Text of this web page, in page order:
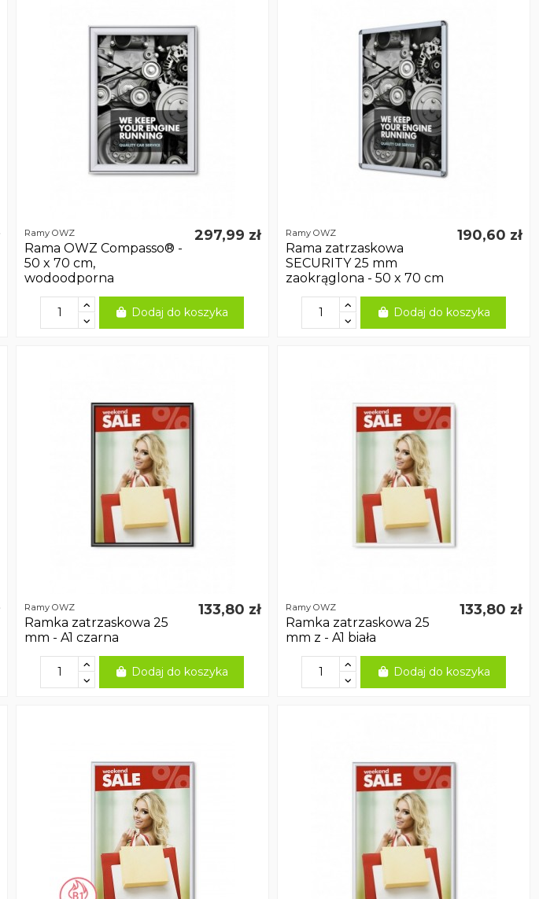
Ramy OWZ
Rama OWZ Compasso® -
50 x 70 cm,
wodoodporna
297,99 zł
Dodaj do koszyka
Ramy OWZ
Rama zatrzaskowa
SECURITY 25 mm
zaokrąglona - 50 x 70 cm
190,60 zł
Dodaj do koszyka
Ramy OWZ
Ramka zatrzaskowa 25
mm - A1 czarna
133,80 zł
Dodaj do koszyka
Ramy OWZ
Ramka zatrzaskowa 25
mm z - A1 biała
133,80 zł
Dodaj do koszyka